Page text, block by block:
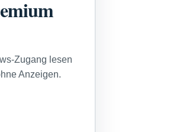
Zugang lesen
Anzeigen.